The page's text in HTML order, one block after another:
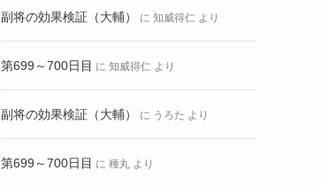
副将の効果検証（大輔） に 知威得仁 より
第699～700日目 に 知威得仁 より
副将の効果検証（大輔） に うろた より
第699～700日目 に 種丸 より